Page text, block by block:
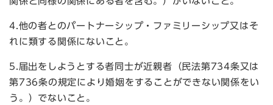
4.他の者とのパートナーシップ・ファミリーシップ又はそ
れに類する関係にないこと。
5.届出をしようとする者同士が近親者（民法第734条又は
第736条の規定により婚姻をすることができない関係をい
う。）でないこと。